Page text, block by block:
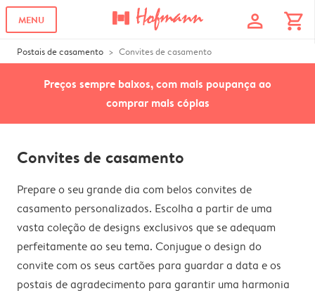
MENU profile shopping_cart
Postais de casamento Convites de casamento
Preços sempre baixos, com mais poupança ao
comprar mais cópias
Convites de casamento
Prepare o seu grande dia com belos convites de
casamento personalizados. Escolha a partir de uma
vasta coleção de designs exclusivos que se adequam
perfeitamente ao seu tema. Conjugue o design do
convite com os seus cartões para guardar a data e os
postais de agradecimento para garantir uma harmonia